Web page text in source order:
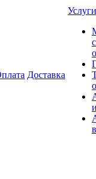
Доставка
Услуги